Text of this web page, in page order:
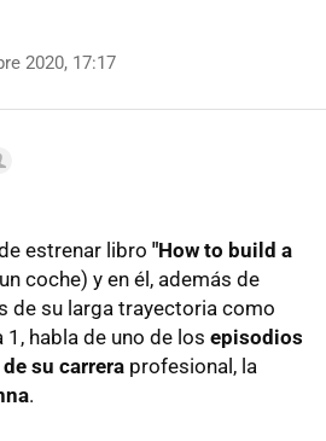
2020, 17:17
estrenar libro "How to build a
coche) y en él, además de
de su larga trayectoria como
habla de uno de los episodios
su carrera profesional, la
.